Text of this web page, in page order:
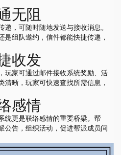
无阻
，可随时随地发送与接收消息。
是组队邀约，信件都能快捷传递，
收发
玩家可通过邮件接收系统奖励、活
清晰，玩家可快速查找所需信息，
感情
统更是联络感情的重要桥梁。帮
公告，组织活动，促进帮派成员间